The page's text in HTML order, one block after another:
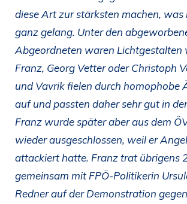
diese Art zur stärksten machen, was
ganz gelang. Unter den
Abgeordneten waren Lichtgestalten
Franz, Georg Vetter oder Christoph
und Vavrik fielen durch homophobe
auf und passten daher sehr gut in
Franz wurde später aber aus dem
wieder ausgeschlossen, weil er
attackiert hatte. Franz trat übrigens
gemeinsam mit FPÖ-Politikerin
Redner auf der Demonstration